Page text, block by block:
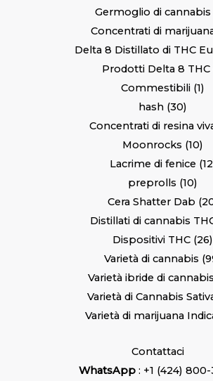
Germoglio di cannabis
Concentrati di
Delta 8 Distillato di THC
Prodotti Delta 8 THC
Commestibili 1
hash 30
Concentrati di resina
Moonrocks 10
Lacrime di fenice 12
preprolls 10
Cera Shatter Dab
Distillati di cannabis
Dispositivi THC 26
Varietà di cannabis
Varietà ibride di cannabis
Varietà di Cannabis
Varietà di marijuana
Contattaci
WhatsApp : +1 (424)